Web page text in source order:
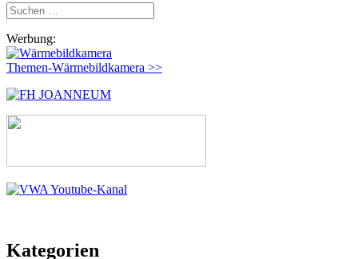
Suchen
nach:
Werbung:
Themen-Wärmebildkamera >>
Kategorien